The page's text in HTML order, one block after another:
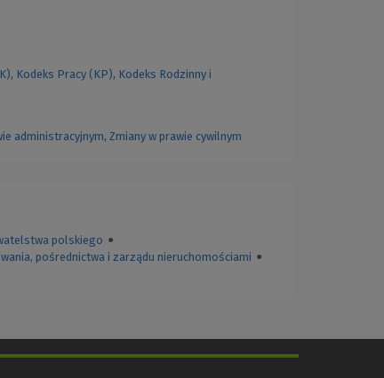
, Kodeks Pracy (KP), Kodeks Rodzinny i
administracyjnym, Zmiany w prawie cywilnym
polskiego ●
pośrednictwa i zarządu nieruchomościami ●